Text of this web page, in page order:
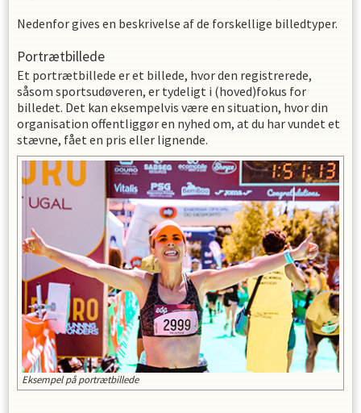
Nedenfor gives en beskrivelse af de forskellige billedtyper.
Portrætbillede
Et portrætbillede er et billede, hvor den registrerede,
såsom sportsudøveren, er tydeligt i (hoved)fokus for
billedet. Det kan eksempelvis være en situation, hvor din
organisation offentliggør en nyhed om, at du har vundet et
stævne, fået en pris eller lignende.
Eksempel på portrætbillede